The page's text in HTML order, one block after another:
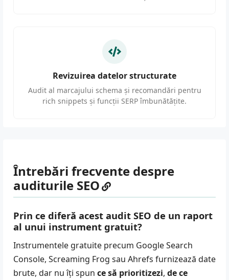
Revizuirea datelor structurate
Audit al marcajului schema și recomandări pentru
rich snippets și funcții SERP îmbunătățite.
Întrebări frecvente despre
auditurile SEO
Prin ce diferă acest audit SEO de un raport
al unui instrument gratuit?
Instrumentele gratuite precum Google Search
Console, Screaming Frog sau Ahrefs furnizează date
brute, dar nu îți spun ce să prioritizezi, de ce